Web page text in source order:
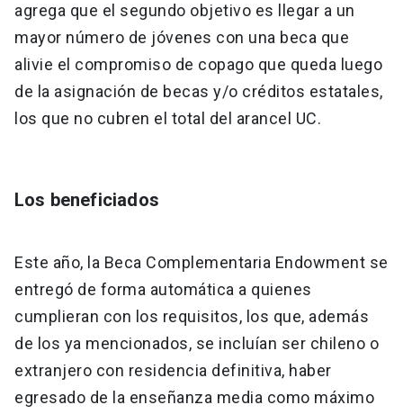
agrega que el segundo objetivo es llegar a un
mayor número de jóvenes con una beca que
alivie el compromiso de copago que queda luego
de la asignación de becas y/o créditos estatales,
los que no cubren el total del arancel UC.
Los beneficiados
Este año, la Beca Complementaria Endowment se
entregó de forma automática a quienes
cumplieran con los requisitos, los que, además
de los ya mencionados, se incluían ser chileno o
extranjero con residencia definitiva, haber
egresado de la enseñanza media como máximo